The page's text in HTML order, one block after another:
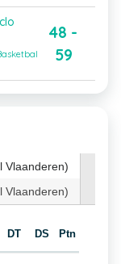
48 -
59
Vlaanderen)
Vlaanderen)
DT DS Ptn